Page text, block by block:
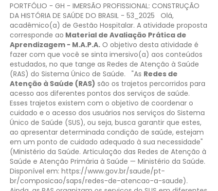
PORTFÓLIO - GH - IMERSÃO PROFISSIONAL: CONSTRUÇÃO
DA HISTÓRIA DE SAÚDE DO BRASIL - 53_2025
Olá,
acadêmico(a) de Gestão Hospitalar. A atividade proposta
corresponde ao Material de Avaliação Prática de
Aprendizagem - M.A.P.A.​ O objetivo desta atividade é
fazer com que você se sinta imersivo(a) aos conteúdos
estudados, no que tange as Redes de Atenção à Saúde
(RAS) do Sistema Único de Saúde.
"As Redes de
Atenção à Saúde (RAS) são os trajetos percorridos para
acesso aos diferentes pontos dos serviços de saúde.
Esses trajetos existem com o objetivo de coordenar o
cuidado e o acesso dos usuários nos serviços do Sistema
Único de Saúde (SUS), ou seja, busca garantir que estes,
ao apresentar determinada condição de saúde, estejam
em um ponto de cuidado adequado à sua necessidade"
(Ministério da Saúde. Articulação das Redes de Atenção à
Saúde e Atenção Primária à Saúde — Ministério da Saúde.
Disponível em: https://www.gov.br/saude/pt-
br/composicao/saps/redes-de-atencao-a-saude).